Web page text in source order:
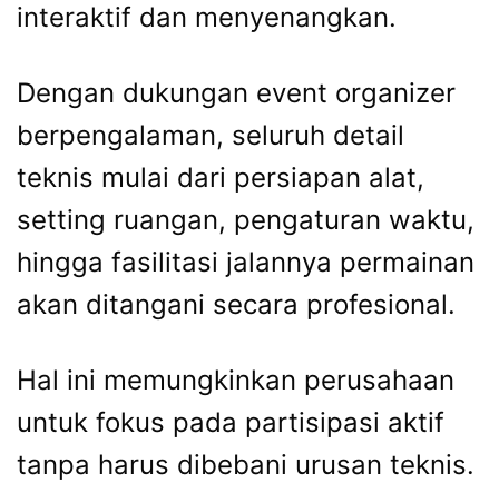
interaktif dan menyenangkan.
Dengan dukungan event organizer
berpengalaman, seluruh detail
teknis mulai dari persiapan alat,
setting ruangan, pengaturan waktu,
hingga fasilitasi jalannya permainan
akan ditangani secara profesional.
Hal ini memungkinkan perusahaan
untuk fokus pada partisipasi aktif
tanpa harus dibebani urusan teknis.